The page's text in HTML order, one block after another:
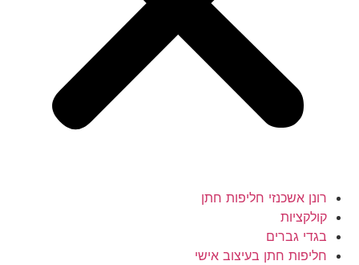
רונן אשכנזי חליפות חתן
קולקציות
בגדי גברים
חליפות חתן בעיצוב אישי